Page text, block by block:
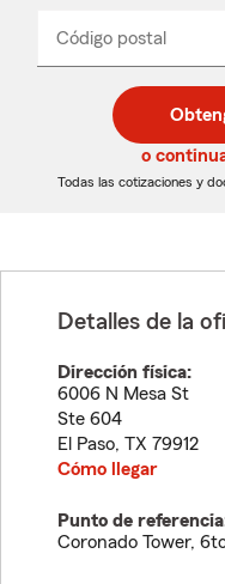
Código postal
de
5
dígitos
de
5
dígitos
_____
o
Todas las cotizaciones y
Detalles de la
Dirección física:
6006 N Mesa St
Ste 604
El Paso, TX 79912
Cómo llegar
Punto de
Coronado Tower,